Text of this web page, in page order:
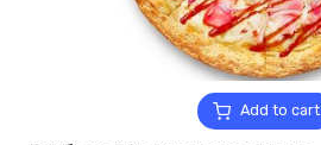
Add to cart